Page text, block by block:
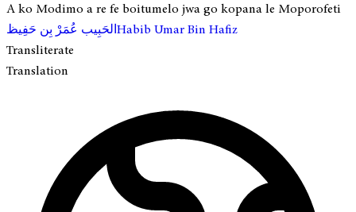
A ko Modimo a re fe boitumelo jwa go kopana le Moporofeti
الحَبِيب عُمَرْ بِن حَفِيظHabib Umar Bin Hafiz
Transliterate
Translation